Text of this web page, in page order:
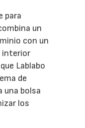
para
un
con un
interior
Lablabo
de
una bolsa
los